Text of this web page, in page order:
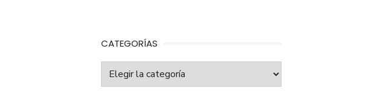
CATEGORÍAS